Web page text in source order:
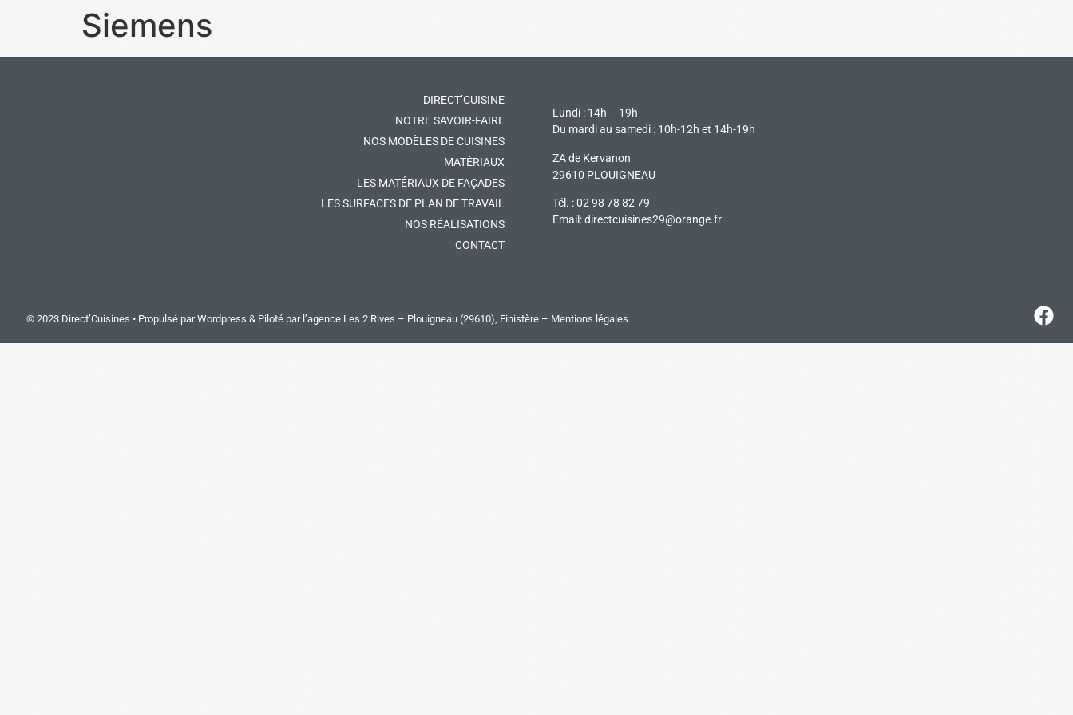
Siemens
DIRECT’CUISINE
NOTRE SAVOIR-FAIRE
NOS MODÈLES DE CUISINES
MATÉRIAUX
LES MATÉRIAUX DE FAÇADES
LES SURFACES DE PLAN DE TRAVAIL
NOS RÉALISATIONS
CONTACT
Lundi : 14h – 19h
Du mardi au samedi : 10h-12h et 14h-19h
ZA de Kervanon
29610 PLOUIGNEAU
Tél. : 02 98 78 82 79
Email:directcuisines29@orange.fr
© 2023 Direct’Cuisines • Propulsé par Wordpress & Piloté par l’agence Les 2 Rives – Plouigneau (29610), Finistère – Mentions légales